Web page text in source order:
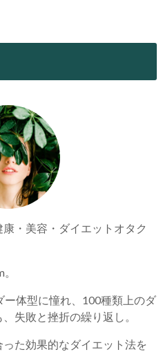
・美容・ダイエットオタク
ー体型に憧れ、100種類上のダ
失敗と挫折の繰り返し。
た効果的なダイエット法を